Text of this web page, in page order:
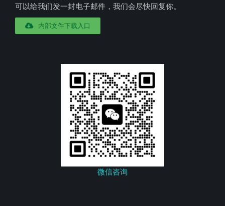
可以给我们发一封电子邮件，我们会尽快回复你。
内部文件下载入口
微信咨询